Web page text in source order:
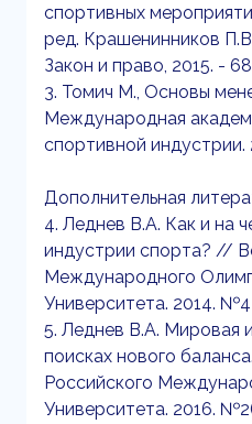
спортивных
ред. Крашенинников
Закон и право, 2015. -
3. Томич М., Основы
Международная
спортивной индустрии.
Дополнительная
4. Леднев В.А. Как и на
индустрии спорта? //
Международного
Университета. 2014. №4
5. Леднев В.А. Мировая
поисках нового
Российского
Университета. 2016.